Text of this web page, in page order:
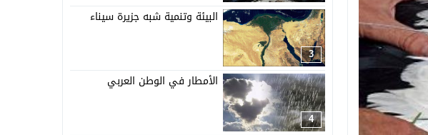
3
البيئة وتنمية شبه جزيرة سيناء
4
الأمطار في الوطن العربي